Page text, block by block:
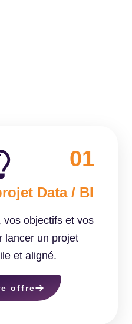
01
Data / BI
vos objectifs et vos
lancer un projet
et aligné.
offre